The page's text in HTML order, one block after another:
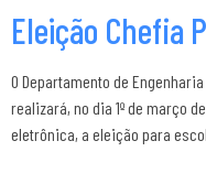
Eleição Chefia
O Departamento de
realizará, no dia 1º de março
eletrônica, a eleição para